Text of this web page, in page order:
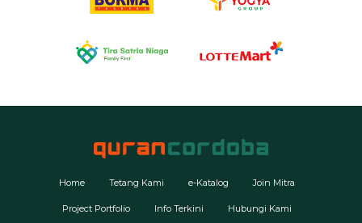
Home Tetang Kami e-Katalog Join Mitra
Project Portfolio Info Terkini Hubungi Kami